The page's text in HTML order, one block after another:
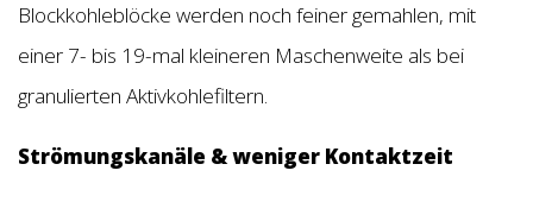
Blockkohleblöcke werden noch feiner gemahlen, mit
einer 7- bis 19-mal kleineren Maschenweite als bei
granulierten Aktivkohlefiltern.
Strömungskanäle & weniger Kontaktzeit